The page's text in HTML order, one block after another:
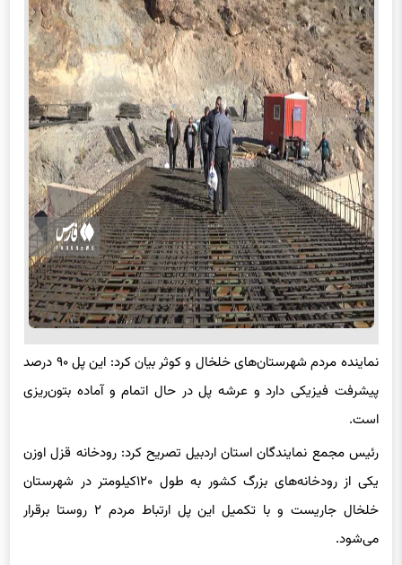
نماینده مردم شهرستان‌های خلخال و کوثر بیان کرد: این پل ۹۰ درصد
پیشرفت فیزیکی دارد و عرشه پل در حال اتمام و آماده بتون‌ریزی
است.
رئیس مجمع نمایندگان استان اردبیل تصریح کرد: رودخانه قزل اوزن
یکی از رودخانه‌های بزرگ کشور به طول ۱۲۰کیلومتر در شهرستان
خلخال جاریست و با تکمیل این پل ارتباط مردم ۲ روستا برقرار
می‌شود.